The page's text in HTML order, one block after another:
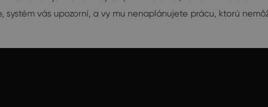
vás upozorní, a vy mu nenaplánujete prácu, ktorú